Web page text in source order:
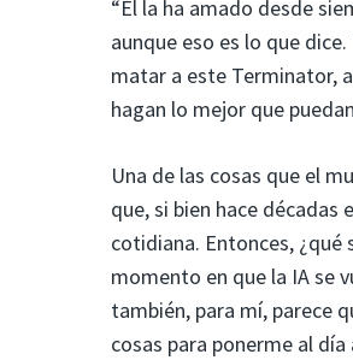
“Él la ha amado desde
aunque eso es lo que
matar a este Terminator,
hagan lo mejor que
Una de las cosas que el
que, si bien hace
cotidiana. Entonces, ¿qué
momento en que la IA se
también, para mí, parece
cosas para ponerme al